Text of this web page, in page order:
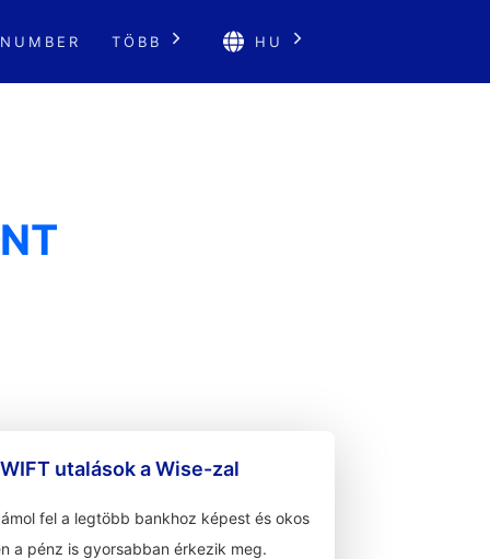
TÖBB HU
utalások a Wise-zal
fel a legtöbb bankhoz képest és okos
a pénz is gyorsabban érkezik meg.